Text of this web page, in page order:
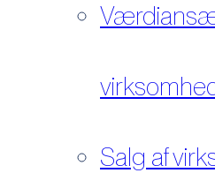
Salg af